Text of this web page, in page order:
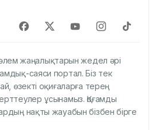
әлем жаңалықтарын жедел әрі
саяси портал. Біз тек
өзекті оқиғаларға терең
ұсынамыз. Қоғамды
нақты жауабын бізбен бірге